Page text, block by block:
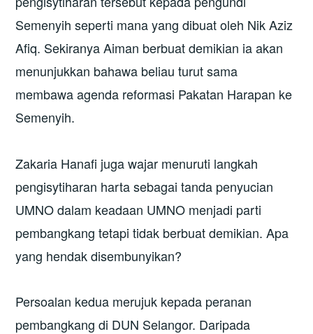
Semenyih seperti mana yang dibuat oleh Nik Aziz
Afiq. Sekiranya Aiman berbuat demikian ia akan
menunjukkan bahawa beliau turut sama
membawa agenda reformasi Pakatan Harapan ke
Semenyih.
Zakaria Hanafi juga wajar menuruti langkah
pengisytiharan harta sebagai tanda penyucian
UMNO dalam keadaan UMNO menjadi parti
pembangkang tetapi tidak berbuat demikian. Apa
yang hendak disembunyikan?
Persoalan kedua merujuk kepada peranan
pembangkang di DUN Selangor. Daripada